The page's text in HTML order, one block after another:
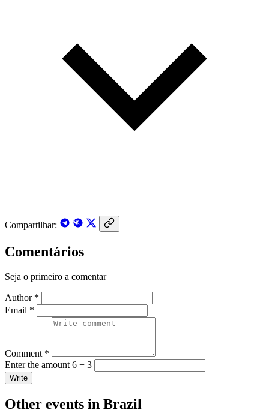
Compartilhar:
Comentários
Seja o primeiro a comentar
Author *
Email *
Comment *
Enter the amount 6 + 3
Write
Other events in Brazil